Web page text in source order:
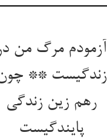
آزمودم مرگ من در
زندگیست **
رهم زین زندگی
پایندگیست